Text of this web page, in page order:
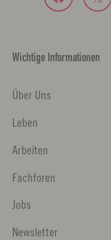
Wichtige Informationen
Über Uns
Leben
Arbeiten
Fachforen
Jobs
Newsletter